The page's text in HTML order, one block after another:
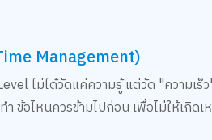
Management)
ไม่ได้วัดแค่ความรู้ แต่วัด "ความเ
ำ ข้อไหนควรข้ามไปก่อน เพื่อไม่ให้เกิ